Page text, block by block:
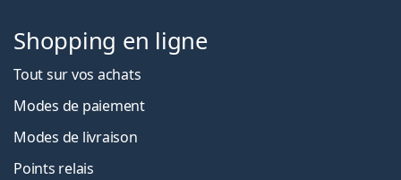
Shopping en ligne
Tout sur vos achats
Modes de paiement
Modes de livraison
Points relais